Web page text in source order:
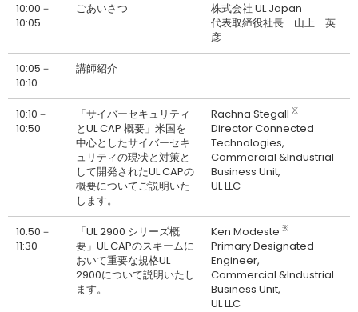
10:00－
10:05
ごあいさつ
株式会社 UL Japan
代表取締役社長 山上 英
彦
10:05－
10:10
講師紹介
10:10－
10:50
「サイバーセキュリティ
とUL CAP 概要」米国を
中心としたサイバーセキ
ュリティの現状と対策と
して開発されたUL CAPの
概要についてご説明いた
します。
Rachna Stegall ※
Director Connected
Technologies,
Commercial &Industrial
Business Unit,
UL LLC
10:50－
11:30
「UL 2900 シリーズ概
要」UL CAPのスキームに
おいて重要な規格UL
2900について説明いたし
ます。
Ken Modeste ※
Primary Designated
Engineer,
Commercial &Industrial
Business Unit,
UL LLC